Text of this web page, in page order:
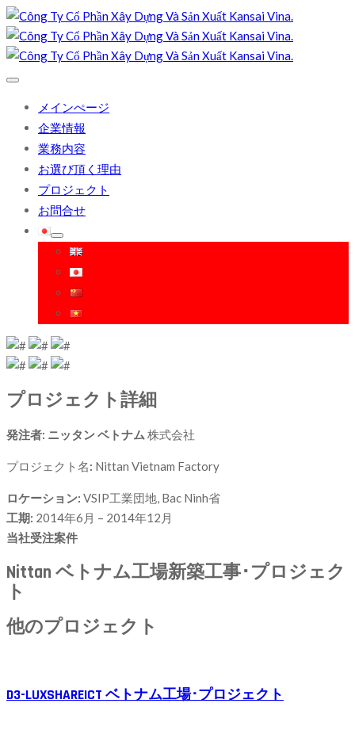
メインぺージ
企業情報
業務内容
お選び頂く理由
プロジェクト
お問合せ
プロジェクト詳細
発注者: ニッタン ベトナム 株式会社
プロジェクト名: Nittan Vietnam Factory
ロケーション: VSIP工業団地, Bac Ninh省
工期: 2014年6月 – 2014年12月
当社受注案件
Nittan ベトナム工場新築工事･プロジェク
ト
他のプロジェクト
D3-LUXSHAREICT ベトナム工場･プロジェクト